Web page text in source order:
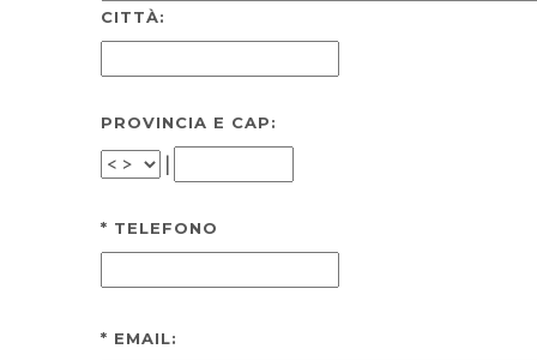
CITTÀ:
PROVINCIA E CAP:
* TELEFONO
* EMAIL: